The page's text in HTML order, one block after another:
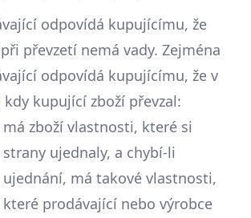
odpovídá kupujícímu, že
převzetí nemá vady. Zejména
odpovídá kupujícímu, že v
kdy kupující zboží převzal:
má zboží vlastnosti, které si
strany ujednaly, a chybí-li
ujednání, má takové vlastnosti,
které prodávající nebo výrobce